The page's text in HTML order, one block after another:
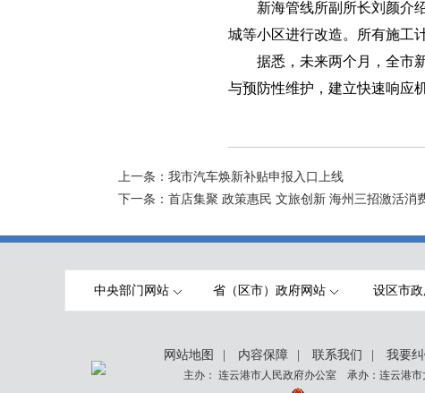
新海管线所副所长刘颜介
城等小区进行改造。所有施工
据悉，未来两个月，全市
与预防性维护，建立快速响应
上一条： 我市汽车焕新补贴申报入口上线
下一条： 首店集聚 政策惠民 文旅创新 海州三招激活消
中央部门网站 省（区市）政府网站 设区市
网站地图 内容保障 联系我们 我要
主办： 连云港市人民政府办公室 承办：连云港